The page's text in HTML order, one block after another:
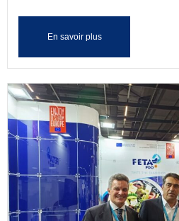
En savoir plus